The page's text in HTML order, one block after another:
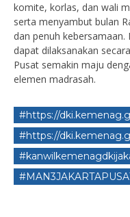
komite, korlas, dan wali
serta menyambut bulan
dan penuh
dapat dilaksanakan
Pusat semakin maju
elemen madrasah.
#https://
#https://